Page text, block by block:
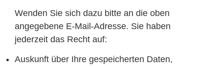
Wenden Sie sich dazu bitte an die oben
angegebene E-Mail-Adresse. Sie haben
jederzeit das Recht auf:
Auskunft über Ihre gespeicherten Daten,